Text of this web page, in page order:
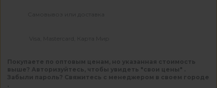
Самовывоз или доставка
Visa, Mastercard, Карта Мир
Покупаете по оптовым ценам, но указанная стоимость
выше? Авторизуйтесь, чтобы увидеть "свои цены" .
Забыли пароль? Свяжитесь с менеджером в своем городе